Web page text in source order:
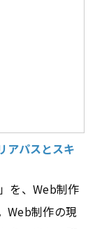
アパスとスキ
を、Web制作
Web制作の現